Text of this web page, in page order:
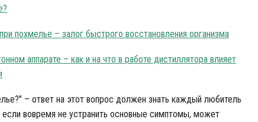
похмелье – залог быстрого восстановления организма
аппарате – как и на что в работе дистиллятора влияет
– ответ на этот вопрос должен знать каждый любитель
если вовремя не устранить основные симптомы, может